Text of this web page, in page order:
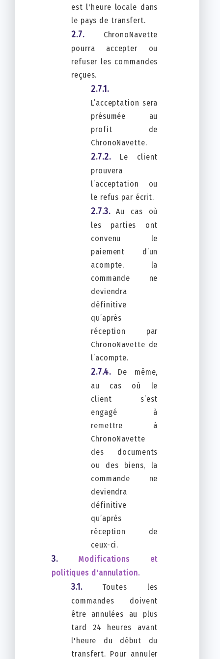
est l'heure locale dans
le pays de transfert.
ChronoNavette
pourra accepter ou
refuser les commandes
reçues.
L’acceptation sera
présumée au
profit de
ChronoNavette.
Le client
prouvera
l’acceptation ou
le refus par écrit.
Au cas où
les parties ont
convenu le
paiement d’un
acompte, la
commande ne
deviendra
définitive
qu’après
réception par
ChronoNavette de
l’acompte.
De même,
au cas où le
client s’est
engagé à
remettre à
ChronoNavette
des documents
ou des biens, la
commande ne
deviendra
définitive
qu’après
réception de
ceux-ci.
Modifications et
politiques d'annulation.
Toutes les
commandes doivent
être annulées au plus
tard 24 heures avant
l'heure du début du
transfert. Pour annuler